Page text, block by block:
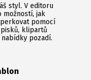
styl. V editoru
možností, jak
pomocí
klipartů
pozadí.